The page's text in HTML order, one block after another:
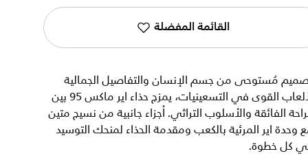
القائمة المفضلة
مُستوحى من جسم الإنسان والتفاصيل الجمالية
لألعاب القوى في التسعينيات، يمزج حذاء اير ماكس 95 بين
الفائقة والأسلوب التراثي. أجزاء جانبية من نسيج متين
وحدة اير المرئية بالكعب ومقدمة الحذاء لمنحك التوسيد
كل خطوة.